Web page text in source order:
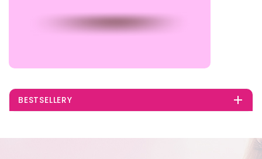
BESTSELLERY 